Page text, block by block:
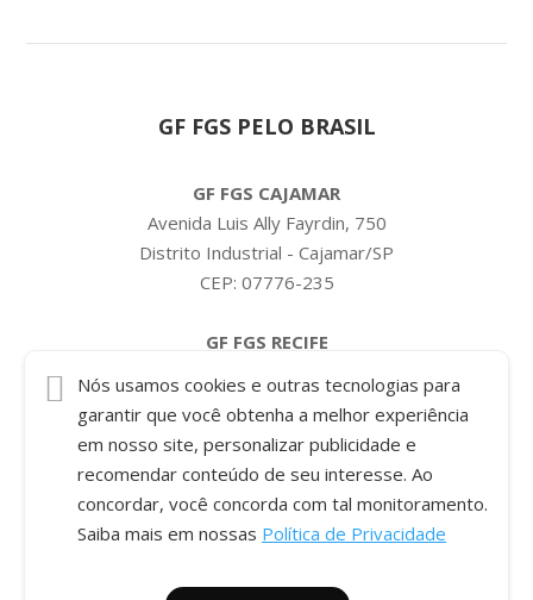
GF FGS PELO BRASIL
GF FGS CAJAMAR
Avenida Luis Ally Fayrdin, 750
Distrito Industrial - Cajamar/SP
CEP: 07776-235
GF FGS RECIFE
Rua Interna 07, 645 - Galpão A
Cabo de Santo Agostinho/PE
Nós usamos cookies e outras tecnologias para
garantir que você obtenha a melhor experiência
em nosso site, personalizar publicidade e
recomendar conteúdo de seu interesse. Ao
concordar, você concorda com tal monitoramento.
Saiba mais em nossas Política de Privacidade